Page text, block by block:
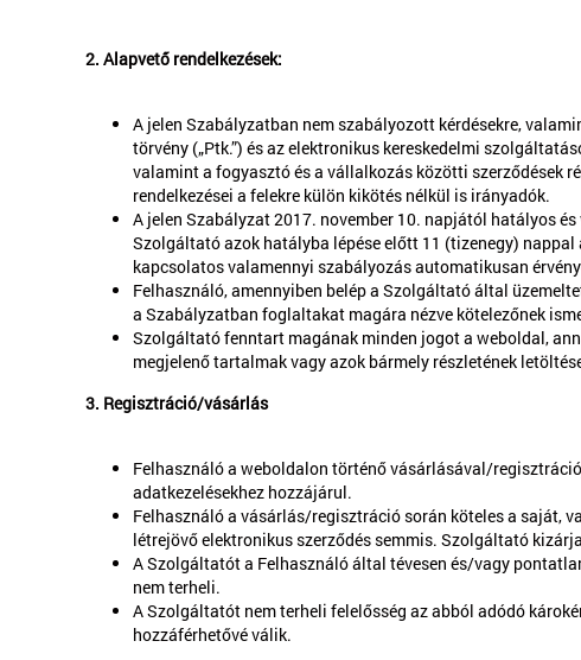
2. Alapvető rendelkezések:
A jelen Szabályzatban nem szabályozott kérdésekre,
törvény („Ptk.”) és az elektronikus kereskedelmi
valamint a fogyasztó és a vállalkozás közötti szerződések
rendelkezései a felekre külön kikötés nélkül is irányadók.
A jelen Szabályzat 2017. november 10. napjától hatályos
Szolgáltató azok hatályba lépése előtt 11 (tizenegy)
kapcsolatos valamennyi szabályozás automatikusan
Felhasználó, amennyiben belép a Szolgáltató által
a Szabályzatban foglaltakat magára nézve kötelezőnek
Szolgáltató fenntart magának minden jogot a weboldal,
megjelenő tartalmak vagy azok bármely részletének
3. Regisztráció/vásárlás
Felhasználó a weboldalon történő vásárlásával/
adatkezelésekhez hozzájárul.
Felhasználó a vásárlás/regisztráció során köteles a saját,
létrejövő elektronikus szerződés semmis. Szolgáltató
A Szolgáltatót a Felhasználó által tévesen és/vagy
nem terheli.
A Szolgáltatót nem terheli felelősség az abból adódó
hozzáférhetővé válik.